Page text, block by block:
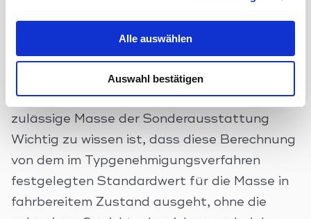
Alle auswählen
Auswahl bestätigen
technisch zulässige Gesamtmasse
– 2.850 kg Masse in fahrbereitem Zustand –
3*75 kg Masse der Mitfahrer – 100 kg
Mindestnutzlast = 325 kg Maximal
zulässige Masse der Sonderausstattung
Wichtig zu wissen ist, dass diese Berechnung
von dem im Typgenehmigungsverfahren
festgelegten Standardwert für die Masse in
fahrbereitem Zustand ausgeht, ohne die